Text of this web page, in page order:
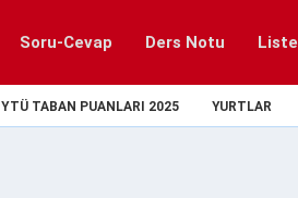
Soru-Cevap Ders Notu Liste
YTÜ TABAN PUANLARI 2025 YURTLAR